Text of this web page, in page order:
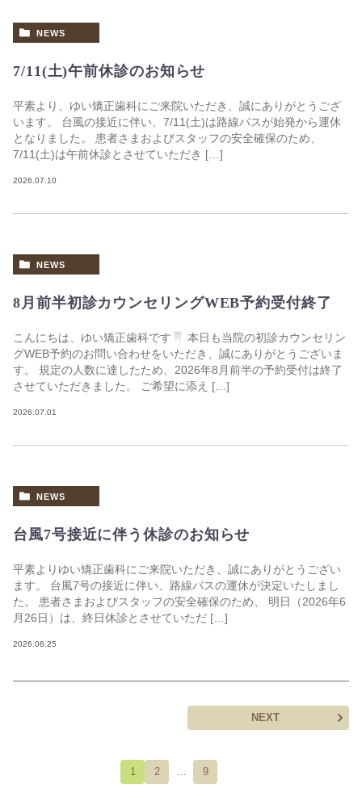
NEWS
7/11(土)午前休診のお知らせ
平素より、ゆい矯正歯科にご来院いただき、誠にありがとうござ
います。 台風の接近に伴い、7/11(土)は路線バスが始発から運休
となりました。 患者さまおよびスタッフの安全確保のため、
7/11(土)は午前休診とさせていただき […]
2026.07.10
NEWS
8月前半初診カウンセリングWEB予約受付終了
こんにちは、ゆい矯正歯科です
本日も当院の初診カウンセリン
グWEB予約のお問い合わせをいただき、誠にありがとうございま
す。 規定の人数に達したため、2026年8月前半の予約受付は終了
させていただきました。 ご希望に添え […]
2026.07.01
NEWS
台風7号接近に伴う休診のお知らせ
平素よりゆい矯正歯科にご来院いただき、誠にありがとうござい
ます。 台風7号の接近に伴い、路線バスの運休が決定いたしまし
た。 患者さまおよびスタッフの安全確保のため、 明日（2026年6
月26日）は、終日休診とさせていただ […]
2026.06.25
1 2 9
NEXT